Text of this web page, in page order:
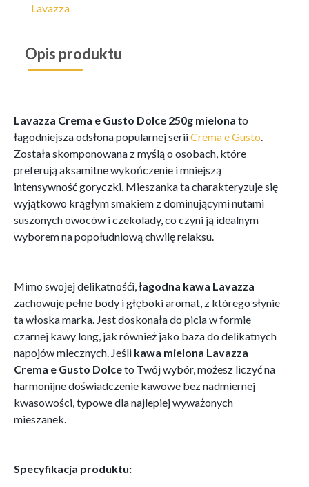
Lavazza
Opis produktu
Lavazza Crema e Gusto Dolce 250g mielona to
łagodniejsza odsłona popularnej seriiCrema e Gusto
Została skomponowana z myślą o osobach, które
preferują aksamitne wykończenie i mniejszą
intensywność goryczki. Mieszanka ta charakteryzuje się
wyjątkowo krągłym smakiem z dominującymi nutami
suszonych owoców i czekolady, co czyni ją idealnym
wyborem na popołudniową chwilę relaksu.
Mimo swojej delikatnośći, łagodna kawa Lavazza
zachowuje pełne body i głęboki aromat, z którego słynie
ta włoska marka. Jest doskonała do picia w formie
czarnej kawy long, jak również jako baza do delikatnych
napojów mlecznych. Jeśli kawa mielona Lavazza
Crema e Gusto Dolceto Twój wybór, możesz liczyć na
harmonijne doświadczenie kawowe bez nadmiernej
kwasowości, typowe dla najlepiej wyważonych
mieszanek.
Specyfikacja produktu: